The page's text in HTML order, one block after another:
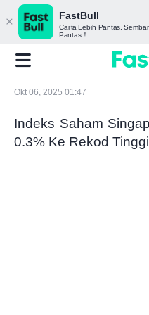
FastBull
Carta Lebih Pantas,
Pantas！
Okt 06, 2025 01:47
Indeks Saham
0.3% Ke Rekod